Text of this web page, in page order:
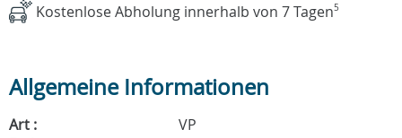
Kostenlose Abholung innerhalb von 7 Tagen5
Allgemeine Informationen
Art :
VP